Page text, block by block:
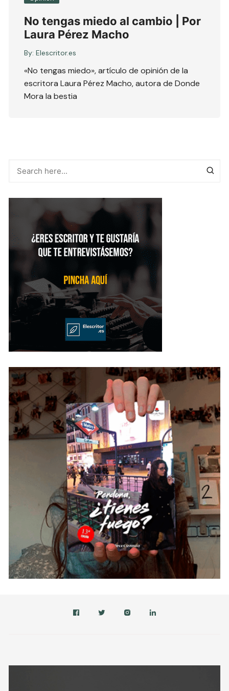
No tengas miedo al cambio | Por
Laura Pérez Macho
By: Elescritor.es
«No tengas miedo», artículo de opinión de la
escritora Laura Pérez Macho, autora de Donde
Mora la bestia